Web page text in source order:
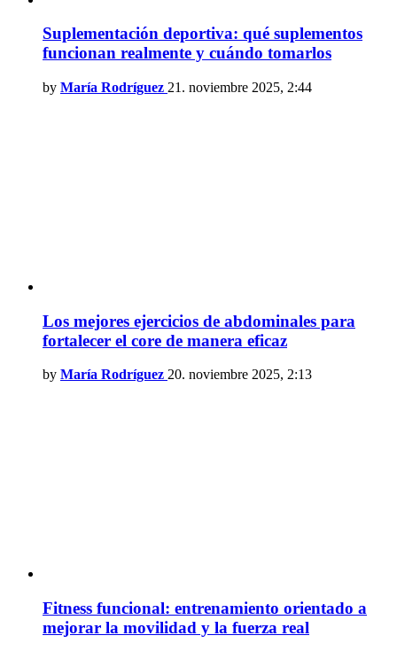
Suplementación deportiva: qué suplementos
funcionan realmente y cuándo tomarlos
by María Rodríguez 21. noviembre 2025, 2:44
Los mejores ejercicios de abdominales para
fortalecer el core de manera eficaz
by María Rodríguez 20. noviembre 2025, 2:13
Fitness funcional: entrenamiento orientado a
mejorar la movilidad y la fuerza real